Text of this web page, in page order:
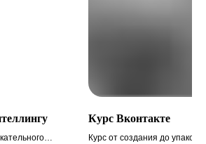
Курс Вконтакте
Курс от создания до упаковки